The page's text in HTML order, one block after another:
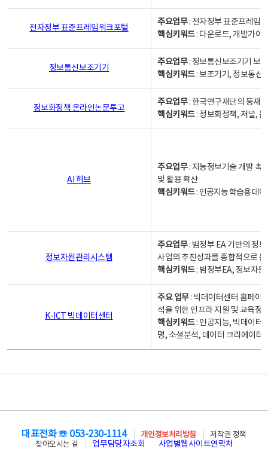
전자정부 표준프레임워크포털
주요업무: 전자정부 표준프레임
핵심키워드: 다운로드, 개발가이
정보통신보조기기
주요업무: 정보통신보조기기 보
핵심키워드: 보조기기, 정보통신
정보화정책 온라인논문투고
주요업무: 한국연구재단의 등재
핵심키워드: 정보화정책, 저널,
AI 허브
주요업무: 지능정보기술 개발 촉
및 활용 확산
핵심키워드: 인공지능 학습용 데
정보자원관리시스템
주요업무: 범정부 EA 기반의 정
사업의 추진성과를 종합적으로
핵심키워드: 범정부EA, 정보자
K-ICT 빅데이터센터
주요 업무: 빅데이터센터 홈페이
석을 위한 인프라 지원 및 교육정
핵심키워드: 인공지능, 빅데이터,
명, 소셜분석, 데이터 크리에이터
대표전화 ☏ 053-230-1114 개인정보처리방침
저작권 정책
찾아오시는 길
업무담당자조회 사업별웹사이트연락처